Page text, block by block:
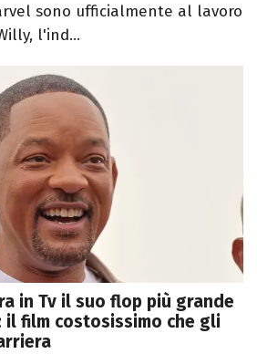
sono ufficialmente al lavoro
l'ind...
in Tv il suo flop più grande
il film costosissimo che gli